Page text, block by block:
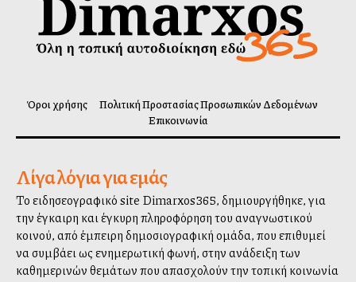
Όροι χρήσης
Πολιτική Προστασίας Προσωπικών Δεδομένων
Επικοινωνία
Λίγα λόγια για εμάς
Το ειδησεογραφικό site Dimarxos365, δημιουργήθηκε, για
την έγκαιρη και έγκυρη πληροφόρηση του αναγνωστικού
κοινού, από έμπειρη δημοσιογραφική ομάδα, που επιθυμεί
να συμβάλλει ως ενημερωτική φωνή, στην ανάδειξη των
καθημερινών θεμάτων που απασχολούν την τοπική κοινωνία